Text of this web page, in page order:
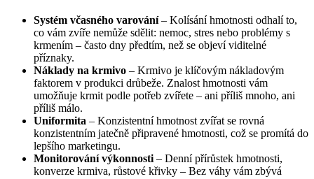
Systém včasného varování– Kolísání hmotnosti odhalí to,
co vám zvíře nemůže sdělit: nemoc, stres nebo problémy s
krmením – často dny předtím, než se objeví viditelné
příznaky.
Náklady na krmivo – Krmivo je klíčovým nákladovým
faktorem v produkci drůbeže. Znalost hmotnosti vám
umožňuje krmit podle potřeb zvířete – ani příliš mnoho, ani
příliš málo.
Uniformita – Konzistentní hmotnost zvířat se rovná
konzistentním jatečně připravené hmotnosti, což se promítá do
lepšího marketingu.
Monitorování výkonnosti – Denní přírůstek hmotnosti,
konverze krmiva, růstové křivky – Bez váhy vám zbývá